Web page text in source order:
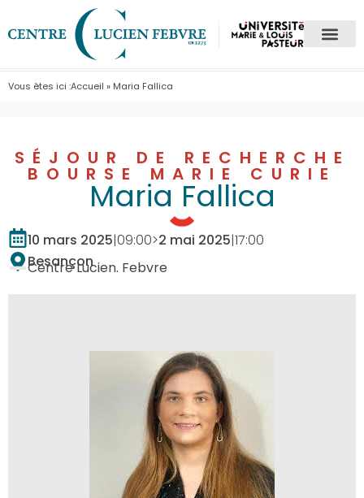
Vous êtes ici :Accueil » Maria Fallica
SÉJOUR DE RECHERCHE
BOURSE MARIE CURIE
Maria Fallica
10 mars 2025|09:00>2 mai 2025|17:00
Besançon
Centre Lucien. Febvre